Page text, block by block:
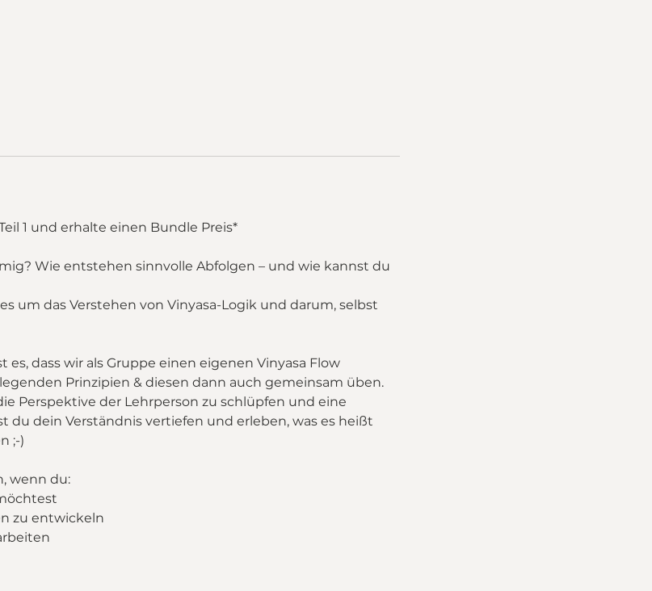
1 und erhalte einen Bundle Preis*
Wie entstehen sinnvolle Abfolgen – und wie kannst du
um das Verstehen von Vinyasa-Logik und darum, selbst
es, dass wir als Gruppe einen eigenen Vinyasa Flow
Prinzipien & diesen dann auch gemeinsam üben.
Perspektive der Lehrperson zu schlüpfen und eine
du dein Verständnis vertiefen und erleben, was es heißt
;-)
wenn du:
zu entwickeln